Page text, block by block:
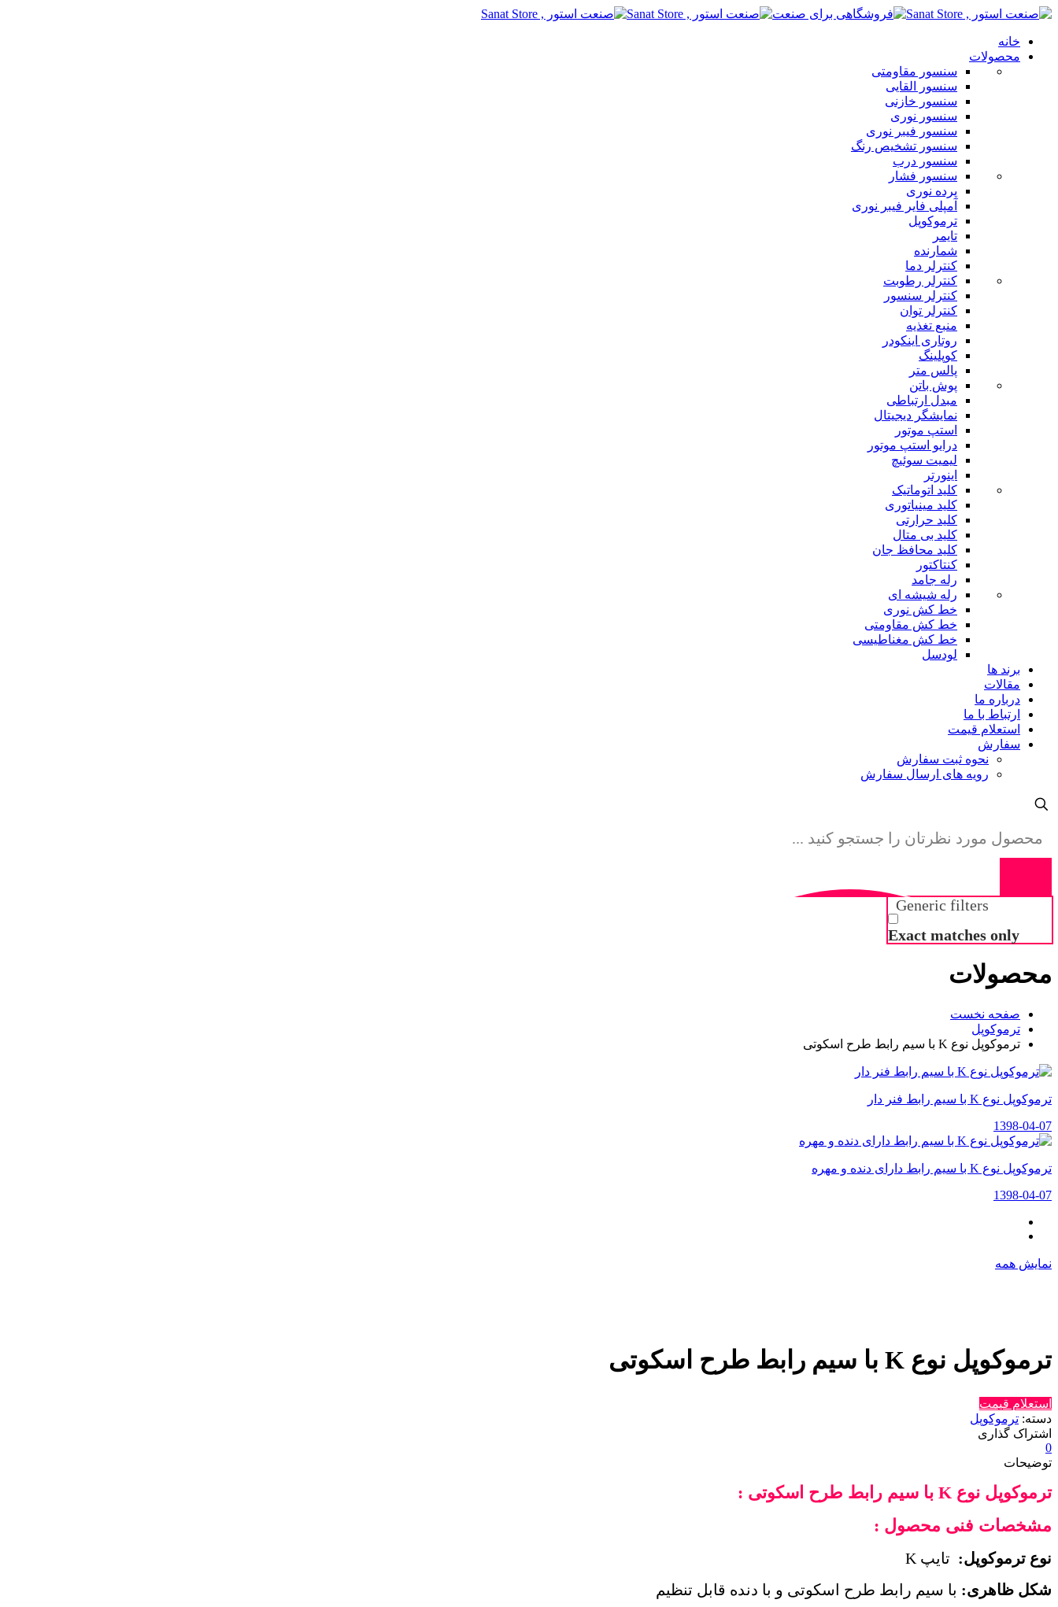
خانه
محصولات
سنسور مقاومتی
سنسور القایی
سنسور خازنی
سنسور نوری
سنسور فیبر نوری
سنسور تشخیص رنگ
سنسور درب
سنسور فشار
پرده نوری
آمپلی فایر فیبر نوری
ترموکوپل
تایمر
شمارنده
کنترلر دما
کنترلر رطوبت
کنترلر سنسور
کنترلر توان
منبع تغذیه
روتاری اینکودر
کوپلینگ
پالس متر
پوش باتن
مبدل ارتباطی
نمایشگر دیجیتال
استپ موتور
درایو استپ موتور
لیمیت سوئیچ
اینورتر
کلید اتوماتیک
کلید مینیاتوری
کلید حرارتی
کلید بی متال
کلید محافظ جان
کنتاکتور
رله جامد
رله شیشه ای
خط کش نوری
خط کش مقاومتی
خط کش مغناطیسی
لودسل
برند ها
مقالات
درباره ما
ارتباط با ما
استعلام قیمت
سفارش
نحوه ثبت سفارش
رویه های ارسال سفارش
Generic filters
Exact matches only
محصولات
صفحه نخست
ترموکوپل
ترموکوپل نوع K با سیم رابط طرح اسکوتی
ترموکوپل نوع K با سیم رابط فنر دار
1398-04-07
ترموکوپل نوع K با سیم رابط دارای دنده و مهره
1398-04-07
نمایش همه
ترموکوپل نوع K با سیم رابط طرح اسکوتی
استعلام قیمت
دسته: ترموکوپل
اشتراک گذاری
0
توضیحات
ترموکوپل نوع K با سیم رابط طرح اسکوتی :
مشخصات فنی محصول :
نوع ترموکوپل: تایپ K
شکل ظاهری: با سیم رابط طرح اسکوتی و با دنده قابل تنظیم